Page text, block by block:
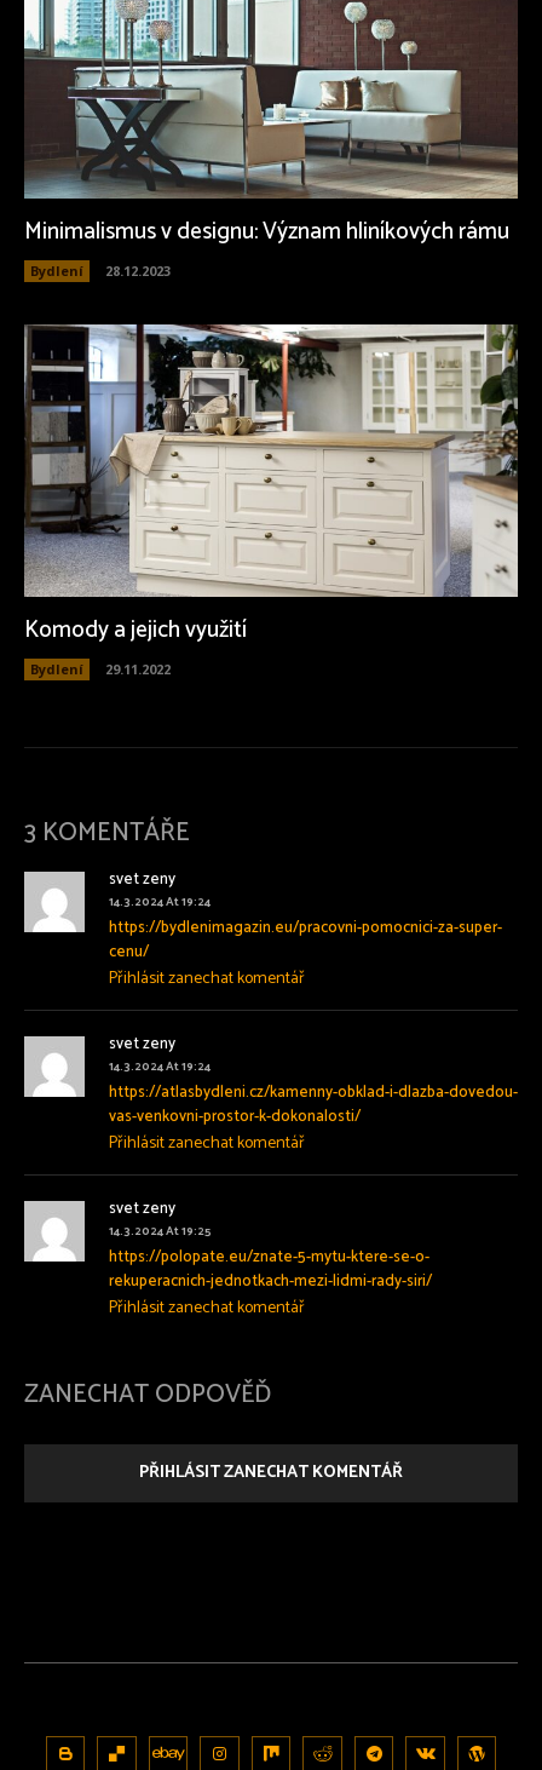
Minimalismus v designu: Význam hliníkových rámu
Bydlení 28.12.2023
Komody a jejich využití
Bydlení 29.11.2022
3 KOMENTÁŘE
svet zeny
14.3.2024 At 19:24
https://bydlenimagazin.eu/pracovni-pomocnici-za-super-
cenu/
Přihlásit zanechat komentář
svet zeny
14.3.2024 At 19:24
https://atlasbydleni.cz/kamenny-obklad-i-dlazba-dovedou-
vas-venkovni-prostor-k-dokonalosti/
Přihlásit zanechat komentář
svet zeny
14.3.2024 At 19:25
https://polopate.eu/znate-5-mytu-ktere-se-o-
rekuperacnich-jednotkach-mezi-lidmi-rady-siri/
Přihlásit zanechat komentář
ZANECHAT ODPOVĚĎ
PŘIHLÁSIT ZANECHAT KOMENTÁŘ